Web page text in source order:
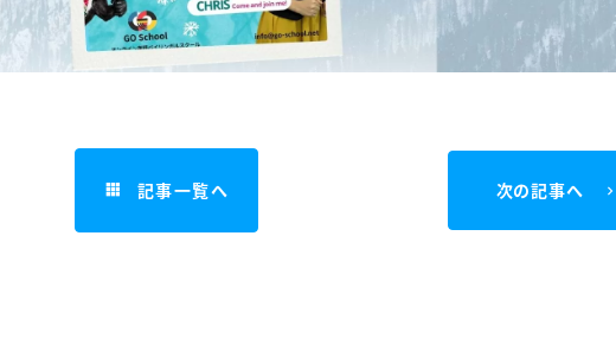
記事一覧へ 次の記事へ